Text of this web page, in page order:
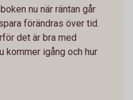
nu när räntan går
förändras över tid.
det är bra med
kommer igång och hur